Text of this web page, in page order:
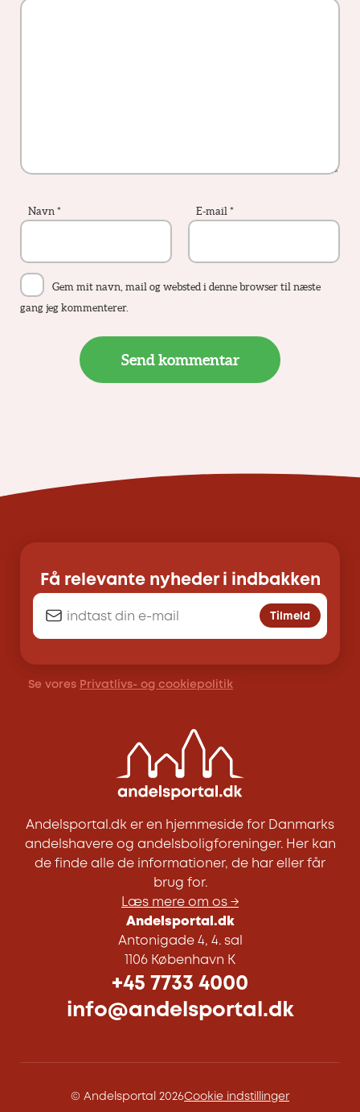
Navn * E-mail *
Gem mit navn, mail og websted i denne browser til næste
gang jeg kommenterer.
Få relevante nyheder i indbakken
Tilmeld
Se vores Privatlivs- og cookiepolitik
Andelsportal.dk er en hjemmeside for Danmarks
andelshavere og andelsboligforeninger. Her kan
de finde alle de informationer, de har eller får
brug for.
Læs mere om os →
Andelsportal.dk
Antonigade 4, 4. sal
1106 København K
+45 7733 4000
info@andelsportal.dk
© Andelsportal 2026Cookie indstillinger